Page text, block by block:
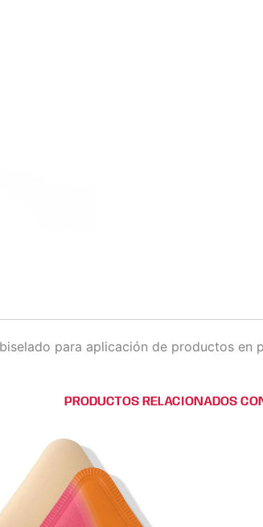
para aplicación de productos
PRODUCTOS RELACIONADOS